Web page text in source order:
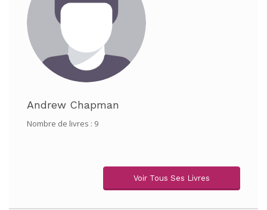
Andrew Chapman
Nombre de livres : 9
Voir Tous Ses Livres